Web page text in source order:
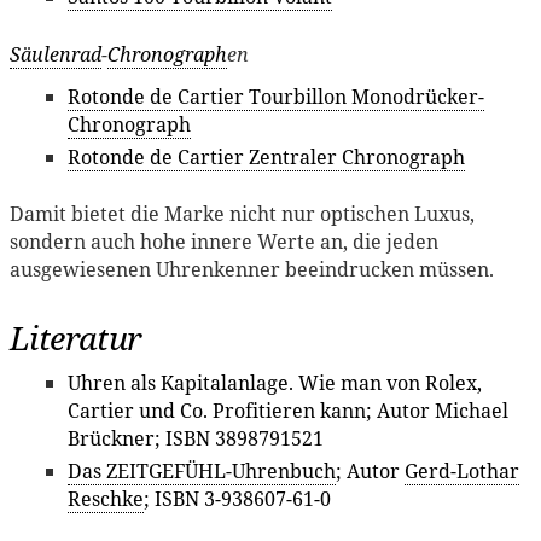
Säulenrad-Chronographen
Rotonde de Cartier Tourbillon Monodrücker-
Chronograph
Rotonde de Cartier Zentraler Chronograph
Damit bietet die Marke nicht nur optischen Luxus,
sondern auch hohe innere Werte an, die jeden
ausgewiesenen Uhrenkenner beeindrucken müssen.
Literatur
Uhren als Kapitalanlage. Wie man von Rolex,
Cartier und Co. Profitieren kann; Autor Michael
Brückner; ISBN 3898791521
Das ZEITGEFÜHL-Uhrenbuch; Autor Gerd-Lothar
Reschke; ISBN 3-938607-61-0